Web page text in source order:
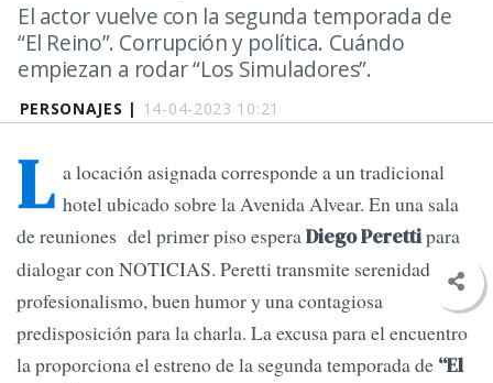
PERSONAJES | 14-04-2023 10:21
El actor vuelve con la segunda temporada de
“El Reino”. Corrupción y política. Cuándo
empiezan a rodar “Los Simuladores”.
L a locación asignada corresponde a un tradicional
hotel ubicado sobre la Avenida Alvear. En una sala
de reuniones del primer piso esperaDiego Perettipara
dialogar con NOTICIAS. Peretti transmite serenidad,
profesionalismo, buen humor y una contagiosa
predisposición para la charla. La excusa para el encuentro
la proporciona el estreno de la segunda temporada de “El